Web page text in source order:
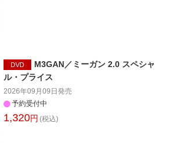
DVD
M3GAN／ミーガン 2.0 スペシャ
ル・プライス
2026年09月09日 発売
予約受付中
1,320円 (税込)